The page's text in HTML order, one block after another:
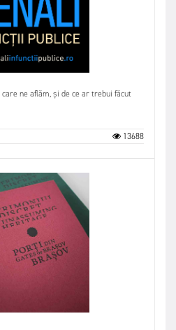
ne aflăm, și de ce ar trebui făcut
13688